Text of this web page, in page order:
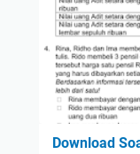
Download